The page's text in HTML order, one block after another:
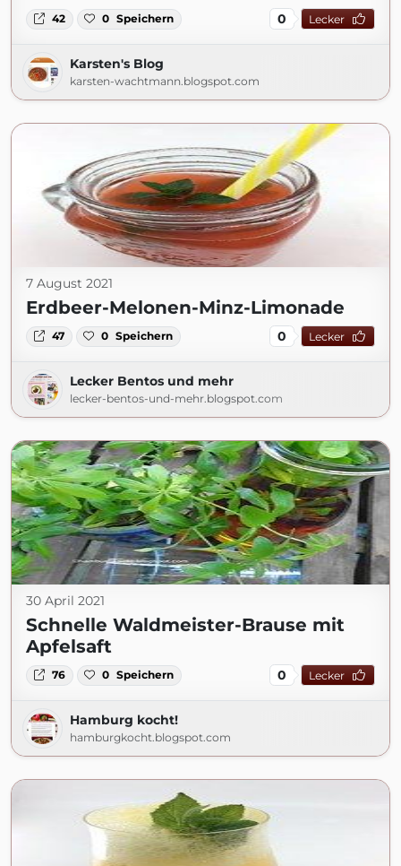
42 0 Speichern 0 Lecker
Karsten's Blog
karsten-wachtmann.blogspot.com
7 August 2021
Erdbeer-Melonen-Minz-Limonade
47 0 Speichern 0 Lecker
Lecker Bentos und mehr
lecker-bentos-und-mehr.blogspot.com
30 April 2021
Schnelle Waldmeister-Brause mit
Apfelsaft
76 0 Speichern 0 Lecker
Hamburg kocht!
hamburgkocht.blogspot.com